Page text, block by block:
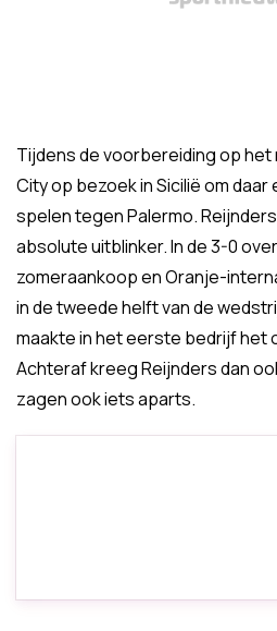
Tijdens de voorbereiding op het
City op bezoek in Sicilië om
spelen tegen Palermo.
absolute uitblinker. In de 3-0
zomeraankoop en Oranje-
in de tweede helft van de
maakte in het eerste bedrijf het
Achteraf kreeg Reijnders dan
zagen ook iets aparts.